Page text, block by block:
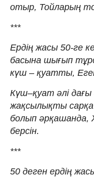
отыр, Тойларың
***
Ердің жасы 50-ге
басына шығып
күш – қуатты,
Күш–қуат әлі дағы
жақсылықты сарқа
болып әрқашанда,
берсін.
***
50 деген ердің